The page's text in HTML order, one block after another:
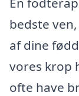
bedste
af dine
vores krop
ofte have